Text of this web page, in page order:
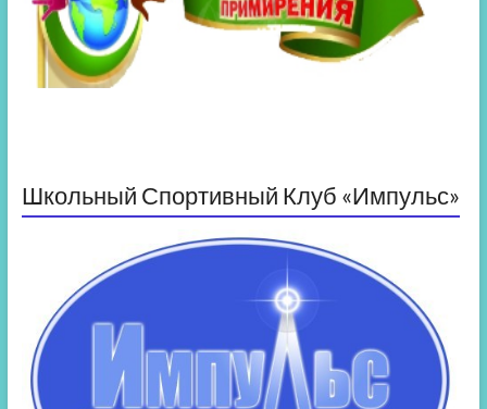
Школьный Спортивный Клуб «Импульс»